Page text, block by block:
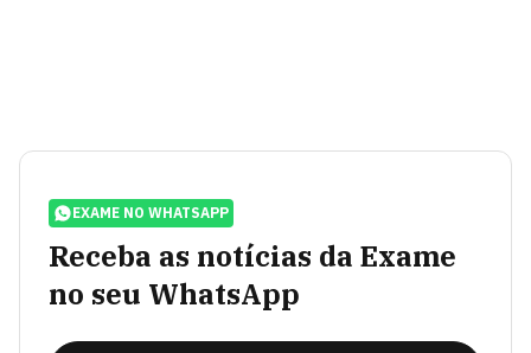
EXAME NO WHATSAPP
Receba as notícias da Exame
no seu WhatsApp